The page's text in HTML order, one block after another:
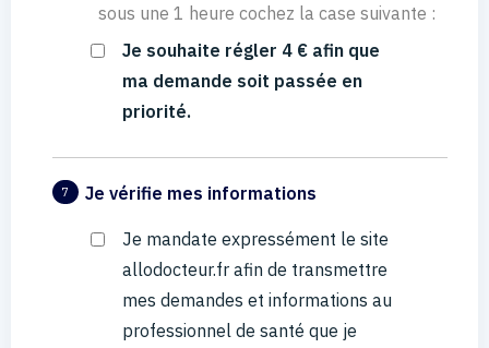
sous une 1 heure cochez la case suivante :
Je souhaite régler 4 € afin que
ma demande soit passée en
priorité.
7 Je vérifie mes informations
Je mandate expressément le site
allodocteur.fr afin de transmettre
mes demandes et informations au
professionnel de santé que je